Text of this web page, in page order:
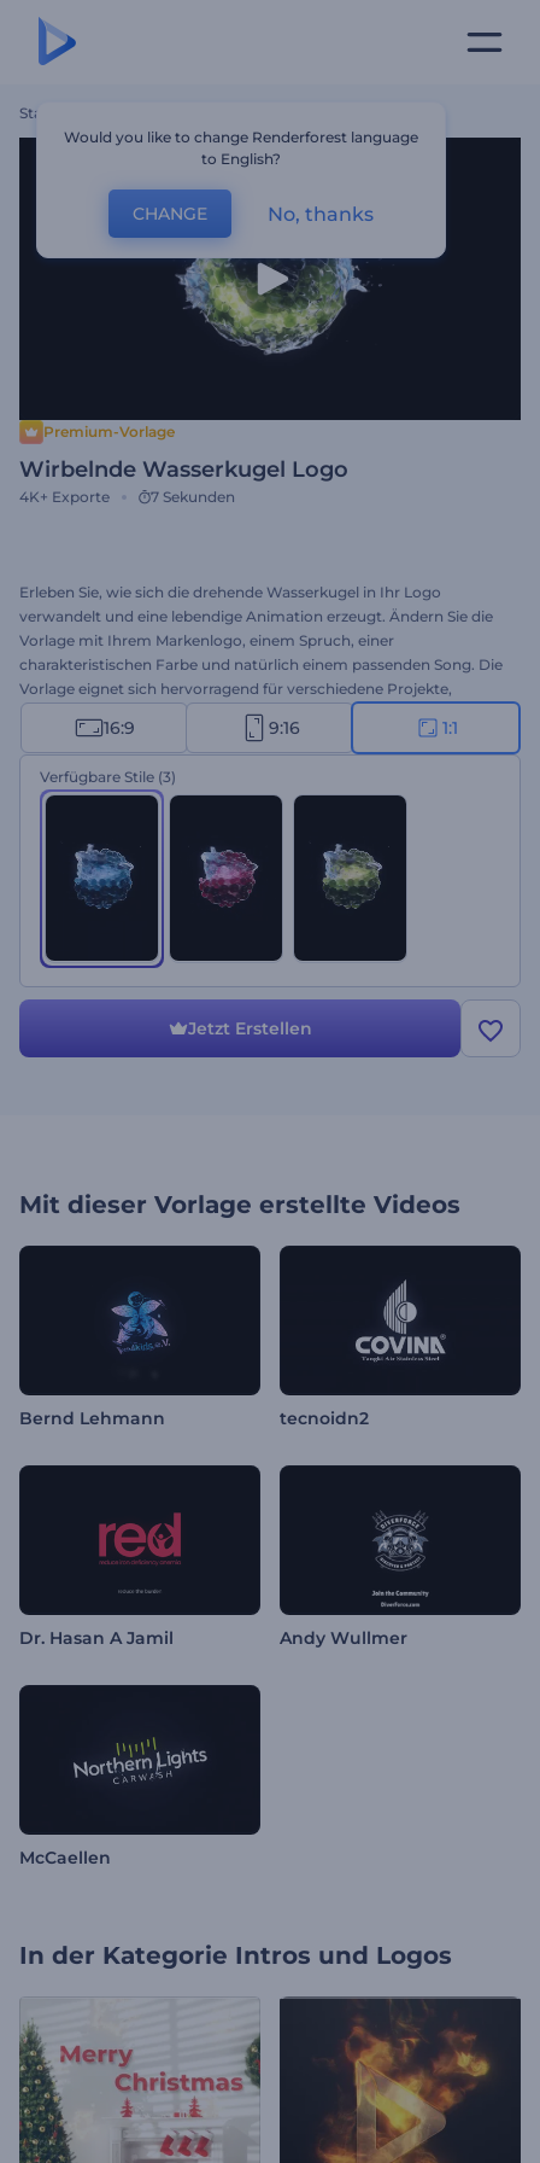
Startseite
Premium-Vorlage
Wirbelnde Wasserkugel Logo
4K+ Exporte 7 Sekunden
Erleben Sie, wie sich die drehende Wasserkugel in Ihr Logo
verwandelt und eine lebendige Animation erzeugt. Ändern Sie die
Vorlage mit Ihrem Markenlogo, einem Spruch, einer
charakteristischen Farbe und natürlich einem passenden Song. Die
Vorlage eignet sich hervorragend für verschiedene Projekte,
darunter YouTube-Intros, Videoanzeigen,
Präsentationseröffnungen sowie vieles mehr. Probieren Sie es jetzt
aus!
16:9 9:16 1:1
Verfügbare Stile (3)
Jetzt Erstellen
Mit dieser Vorlage erstellte Videos
Bernd Lehmann tecnoidn2
Dr. Hasan A Jamil Andy Wullmer
McCaellen
In der Kategorie Intros und Logos
Would you like to change Renderforest language
to English?
CHANGE No, thanks